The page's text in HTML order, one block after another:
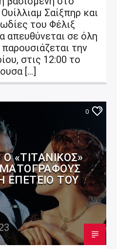
Σαίξπηρ και
του Φέλιξ
απευθύνεται σε όλη
την
στις 12:00 το
[…]
0
Ο «ΤΙΤΑΝΙΚΌΣ»
ΕΠΈΤΕΙΟ ΤΟΥ